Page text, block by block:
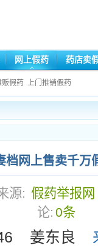
网上假药 药店卖
贩假药 上门推销假药
档网上售卖千万
源: 假药举报网
论: 0条
姜东良